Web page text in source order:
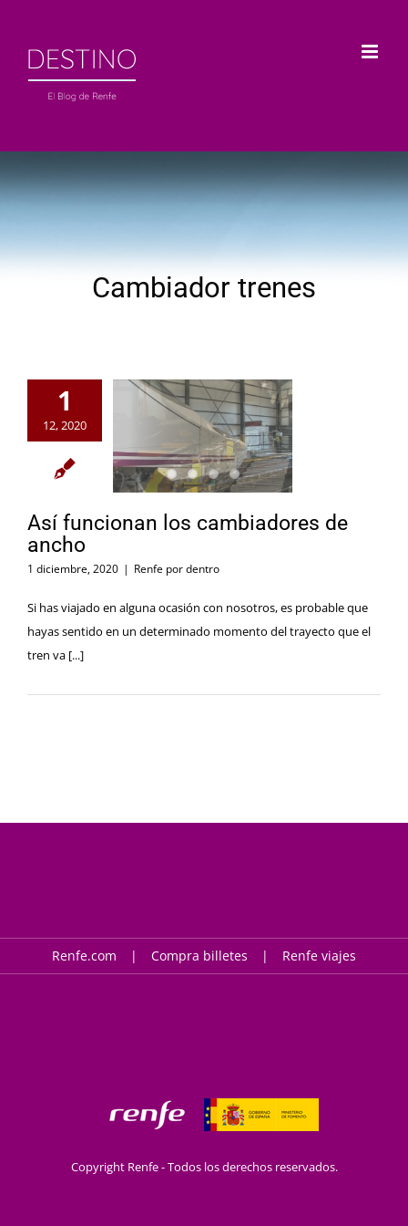
contenido
Cambiador trenes
1
12, 2020
Así funcionan los cambiadores de
ancho
1 diciembre, 2020 | Renfe por dentro
Si has viajado en alguna ocasión con nosotros, es probable que
hayas sentido en un determinado momento del trayecto que el
tren va [...]
Renfe.com Compra billetes Renfe viajes
Copyright Renfe - Todos los derechos reservados.